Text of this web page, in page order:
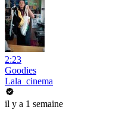
2:23
Goodies
Lala_cinema
il y a 1 semaine